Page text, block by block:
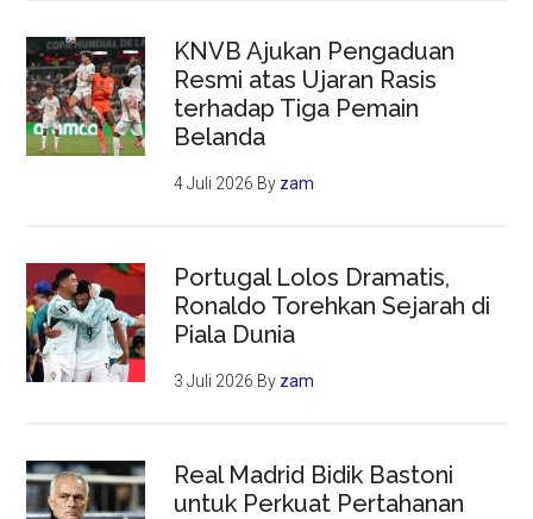
KNVB Ajukan Pengaduan
Resmi atas Ujaran Rasis
terhadap Tiga Pemain
Belanda
4 Juli 2026 By zam
Portugal Lolos Dramatis,
Ronaldo Torehkan Sejarah di
Piala Dunia
3 Juli 2026 By zam
Real Madrid Bidik Bastoni
untuk Perkuat Pertahanan